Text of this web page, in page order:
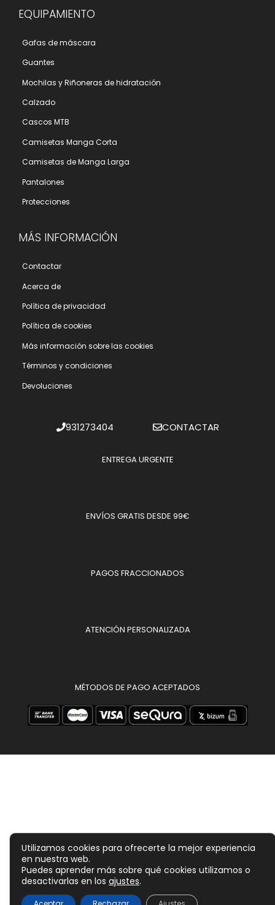
EQUIPAMIENTO
Gafas de máscara
Guantes
Mochilas y Riñoneras de hidratación
Calzado
Cascos MTB
Camisetas Manga Corta
Camisetas de Manga Larga
Pantalones
Protecciones
MÁS INFORMACIÓN
Contactar
Acerca de
Polí­tica de privacidad
Polí­tica de cookies
Más información sobre las cookies
Términos y condiciones
Devoluciones
931273404 CONTACTAR
ENTREGA URGENTE
ENVÍOS GRATIS DESDE 99€
PAGOS FRACCIONADOS
ATENCIÓN PERSONALIZADA
MÉTODOS DE PAGO ACEPTADOS
299,00€
Utilizamos cookies para ofrecerte la mejor experiencia
en nuestra web.
Puedes aprender más sobre qué cookies utilizamos o
desactivarlas en los ajustes.